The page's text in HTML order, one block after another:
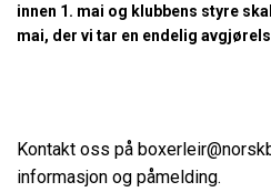
innen 1. mai og klubbens styre
mai, der vi tar en endelig
Kontakt oss på
informasjon og påmelding.